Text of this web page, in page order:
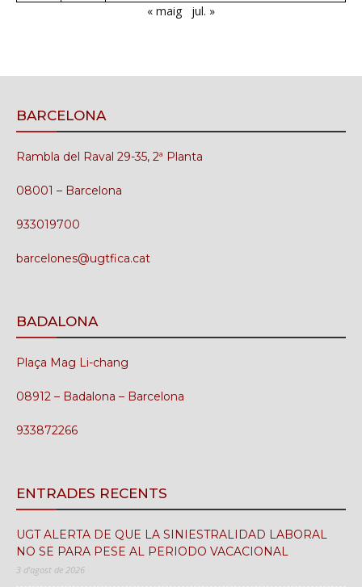
« maig
jul. »
BARCELONA
Rambla del Raval 29-35, 2ª Planta
08001 – Barcelona
933019700
barcelones@ugtfica.cat
BADALONA
Plaça Mag Li-chang
08912 – Badalona – Barcelona
933872266
ENTRADES RECENTS
UGT ALERTA DE QUE LA SINIESTRALIDAD LABORAL
NO SE PARA PESE AL PERIODO VACACIONAL
3 d'agost de 2026